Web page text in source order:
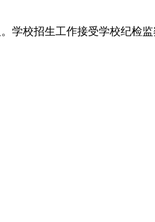
学校招生工作接受学校纪检